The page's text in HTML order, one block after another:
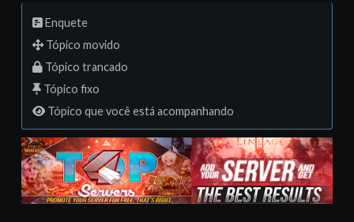
Enquete
Tópico movido
Tópico trancado
Tópico fixo
Tópico que você está acompanhando